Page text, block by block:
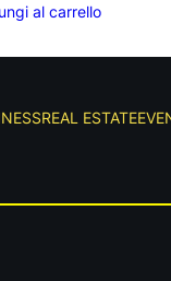
al carrello
REAL ESTATE